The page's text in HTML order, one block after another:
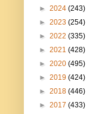
► 2024 (243)
► 2023 (254)
► 2022 (335)
► 2021 (428)
► 2020 (495)
► 2019 (424)
► 2018 (446)
► 2017 (433)